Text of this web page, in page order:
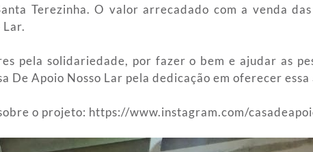
Terezinha. O valor arrecadado com a venda
pela solidariedade, por fazer o bem e ajudar as
De Apoio Nosso Lar pela dedicação em oferecer
o projeto: https://www.instagram.com/